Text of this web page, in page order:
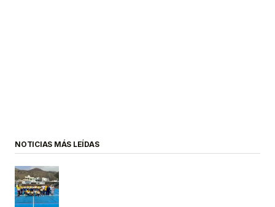
NOTICIAS MÁS LEÍDAS